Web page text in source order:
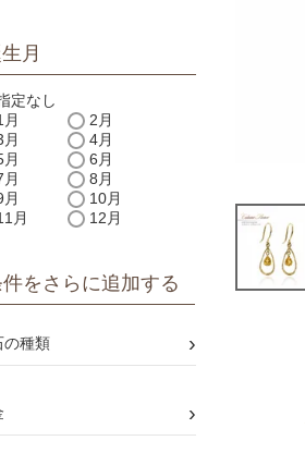
月
定なし
月
2月
月
4月
月
6月
月
8月
月
10月
月
12月
をさらに追加する
の種類 ›
›